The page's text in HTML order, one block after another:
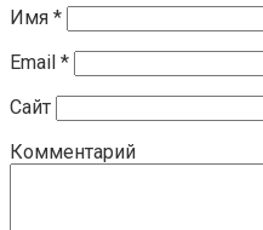
Имя *
Email *
Сайт
Комментарий